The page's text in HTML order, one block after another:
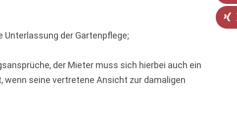
der Gartenpflege;
der Mieter muss sich hierbei auch ein
seine vertretene Ansicht zur damaligen